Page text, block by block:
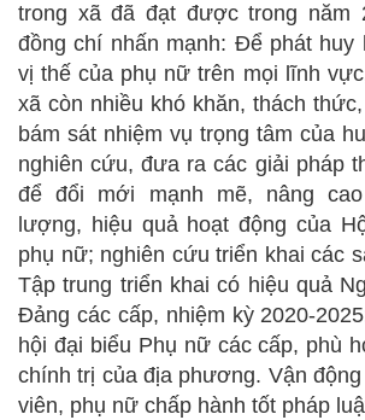
trong xã đã đạt được trong năm
đồng chí nhấn mạnh: Để phát huy
vị thế của phụ nữ trên mọi lĩnh
xã còn nhiều khó khăn, thách
bám sát nhiệm vụ trọng tâm của
nghiên cứu, đưa ra các giải pháp
để đổi mới mạnh mẽ, nâng
lượng, hiệu quả hoạt động của
phụ nữ; nghiên cứu triển khai các
Tập trung triển khai có hiệu quả
Đảng các cấp, nhiệm kỳ 2020-
hội đại biểu Phụ nữ các cấp, phù
chính trị của địa phương. Vận
viên, phụ nữ chấp hành tốt pháp